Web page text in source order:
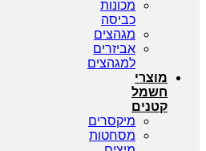
מכונות
כביסה
מגהצים
אביזרים
למגהצים
מוצרי
חשמל
קטנים
מיקסרים
מסחטות